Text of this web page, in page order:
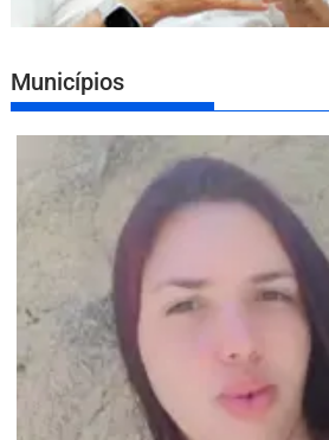
Municípios